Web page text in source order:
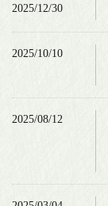
2025/12/30
2025/10/10
2025/08/12